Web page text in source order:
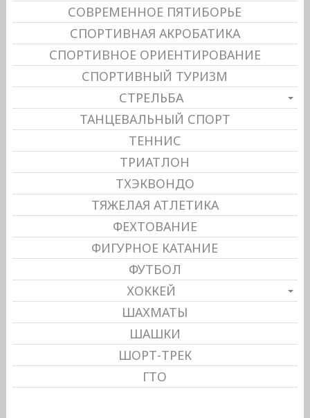
СОВРЕМЕННОЕ ПЯТИБОРЬЕ
СПОРТИВНАЯ АКРОБАТИКА
СПОРТИВНОЕ ОРИЕНТИРОВАНИЕ
СПОРТИВНЫЙ ТУРИЗМ
СТРЕЛЬБА
ТАНЦЕВАЛЬНЫЙ СПОРТ
ТЕННИС
ТРИАТЛОН
ТХЭКВОНДО
ТЯЖЕЛАЯ АТЛЕТИКА
ФЕХТОВАНИЕ
ФИГУРНОЕ КАТАНИЕ
ФУТБОЛ
ХОККЕЙ
ШАХМАТЫ
ШАШКИ
ШОРТ-ТРЕК
ГТО